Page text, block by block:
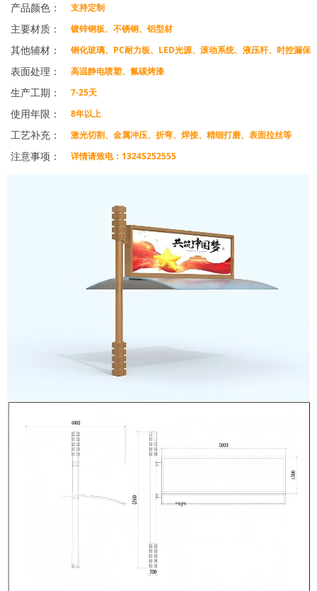
产品颜色： 支持定制
主要材质： 镀锌钢板、不锈钢、铝型材
其他辅材：
钢化玻璃、PC耐力板、LED光源、滚动系统、液压杆、时控漏保
等
表面处理： 高温静电喷塑、氟碳烤漆
生产工期： 7-25天
使用年限： 8年以上
工艺补充： 激光切割、金属冲压、折弯、焊接、精细打磨、表面拉丝等
注意事项： 详情请致电：13245252555